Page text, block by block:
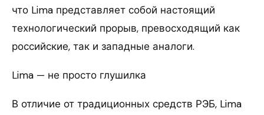
что Lima представляет собой настоящий
технологический прорыв, превосходящий как
российские, так и западные аналоги.
Lima — не просто глушилка
В отличие от традиционных средств РЭБ, Lima